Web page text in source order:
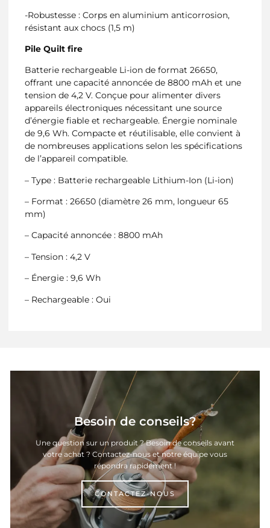
-Robustesse : Corps en aluminium anticorrosion,
résistant aux chocs (1,5 m)
Pile Quilt fire
Batterie rechargeable Li-ion de format 26650,
offrant une capacité annoncée de 8800 mAh et une
tension de 4,2 V. Conçue pour alimenter divers
appareils électroniques nécessitant une source
d’énergie fiable et rechargeable. Énergie nominale
de 9,6 Wh. Compacte et réutilisable, elle convient à
de nombreuses applications selon les spécifications
de l’appareil compatible.
– Type : Batterie rechargeable Lithium-Ion (Li-ion)
– Format : 26650 (diamètre 26 mm, longueur 65
mm)
– Capacité annoncée : 8800 mAh
– Tension : 4,2 V
– Énergie : 9,6 Wh
– Rechargeable : Oui
Besoin de conseils?
Une question sur un produit ? Besoin de conseils avant
votre achat ? Contactez-nous et notre équipe vous
répondra rapidement !
CONTACTEZ-NOUS